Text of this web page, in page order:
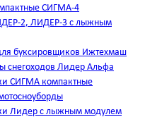
СИГМА-4
2, ЛИДЕР-3 c лыжным
буксировщиков Ижтехмаш
снегоходов Лидер Альфа
СИГМА компактные
Лидер с лыжным модулем